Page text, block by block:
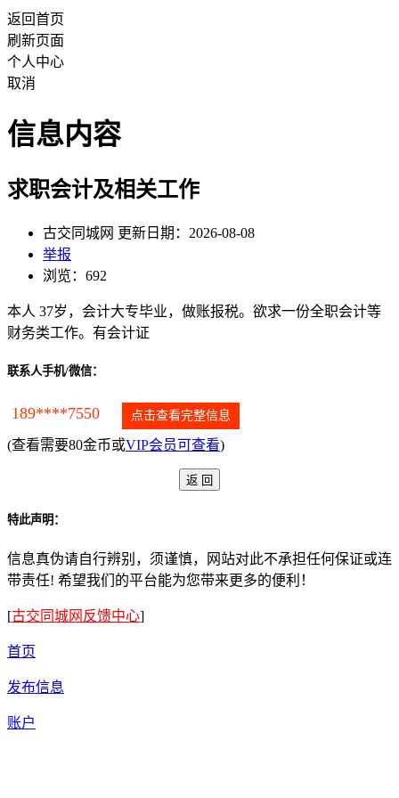
返回首页
刷新页面
个人中心
取消
信息内容
求职会计及相关工作
古交同城网 更新日期：2026-08-08
举报
浏览：692
本人 37岁，会计大专毕业，做账报税。欲求一份全职会计等
财务类工作。有会计证
联系人手机/微信：
189****7550 点击查看完整信息
(查看需要80金币或VIP会员可查看)
特此声明：
信息真伪请自行辨别，须谨慎，网站对此不承担任何保证或连
带责任! 希望我们的平台能为您带来更多的便利！
[古交同城网反馈中心]
首页
发布信息
账户